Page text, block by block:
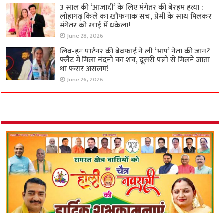
3 साल की ‘आजादी’ के लिए मंगेतर की बेरहम हत्या :
लोहागढ़ किले का खौफनाक सच, प्रेमी के साथ मिलकर
मंगेतर को खाई में धकेला!
June 28, 2026
लिव-इन पार्टनर की बेवफाई ने ली ‘आप’ नेता की जान?
फ्लैट में मिला नंदनी का शव, दूसरी पत्नी से मिलने जाता
था फरार असलम!
June 26, 2026